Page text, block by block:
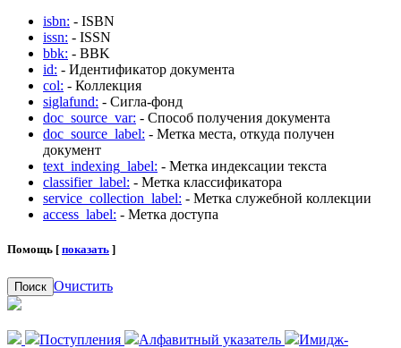
isbn: - ISBN
issn: - ISSN
bbk: - BBK
id: - Идентификатор документа
col: - Коллекция
siglafund: - Сигла-фонд
doc_source_var: - Способ получения документа
doc_source_label: - Метка места, откуда получен
документ
text_indexing_label: - Метка индексации текста
classifier_label: - Метка классификатора
service_collection_label: - Метка служебной коллекции
access_label: - Метка доступа
Помощь [ показать ]
Поиск Очистить
Поступления Алфавитный указатель
Имидж-